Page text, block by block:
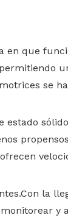
que
se
la
y